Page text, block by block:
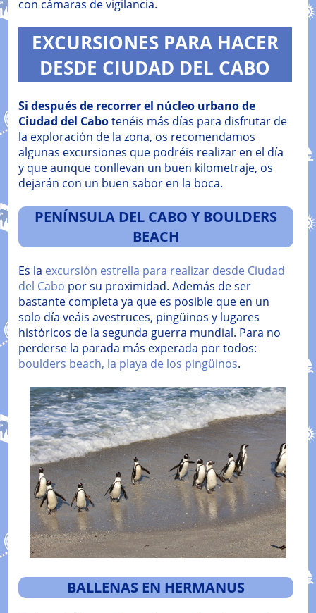
con cámaras de vigilancia.
EXCURSIONES PARA HACER
DESDE CIUDAD DEL CABO
Si después de recorrer el núcleo urbano de
Ciudad del Cabotenéis más días para disfrutar de
la exploración de la zona, os recomendamos
algunas excursiones que podréis realizar en el día
y que aunque conllevan un buen kilometraje, os
dejarán con un buen sabor en la boca.
PENÍNSULA DEL CABO Y BOULDERS
BEACH
Es la excursión estrella para realizar desde Ciudad
del Cabo por su proximidad. Además de ser
bastante completa ya que es posible que en un
solo día veáis avestruces, pingüinos y lugares
históricos de la segunda guerra mundial. Para no
perderse la parada más experada por todos:
boulders beach, la playa de los pingüinos.
BALLENAS EN HERMANUS